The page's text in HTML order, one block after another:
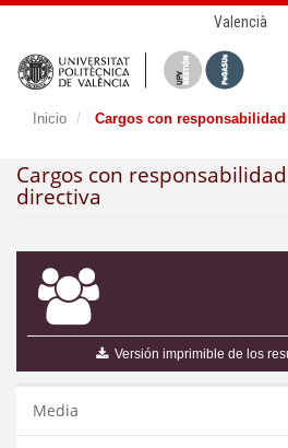
Valencià
Inicio Cargos con
Cargos con responsabilidad
directiva
Versión imprimible de los
Media